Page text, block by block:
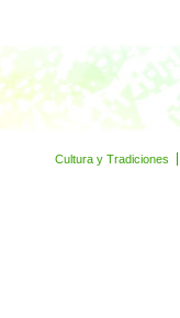
Cultura y Tradiciones